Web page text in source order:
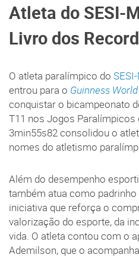
Atleta do SESI-
Livro dos
O atleta paralímpico do
entrou para o Guinness
conquistar o bicampeonato
T11 nos Jogos Paralímpicos
3min55s82 consolidou o
nomes do atletismo
Além do desempenho
também atua como padrinho
iniciativa que reforça o
valorização do esporte, da
vida. O atleta contou com o
Ademilson, que o